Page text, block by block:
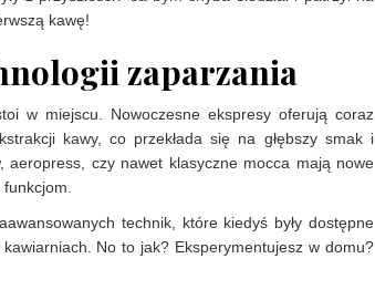
kawę!
zaparzania
w miejscu. Nowoczesne ekspresy oferują coraz
kawy, co przekłada się na głębszy smak i
czy nawet klasyczne mocca mają nowe
technik, które kiedyś były dostępne
No to jak? Eksperymentujesz w domu?